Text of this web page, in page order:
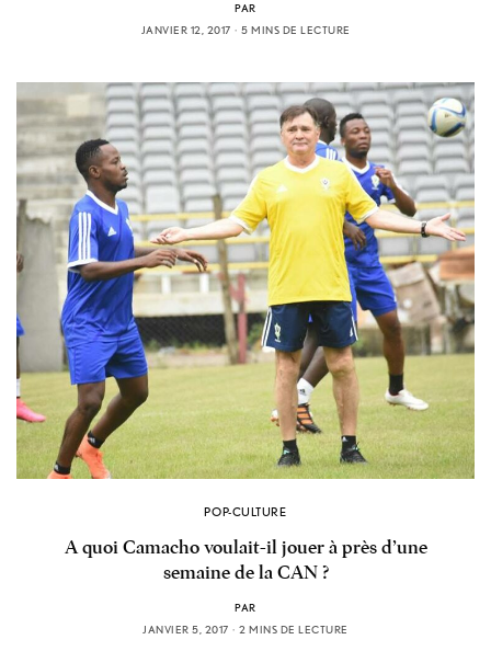
PAR
JANVIER 12, 2017
5 MINS DE LECTURE
POP-CULTURE
A quoi Camacho voulait-il jouer à près d’une
semaine de la CAN ?
PAR
JANVIER 5, 2017
2 MINS DE LECTURE